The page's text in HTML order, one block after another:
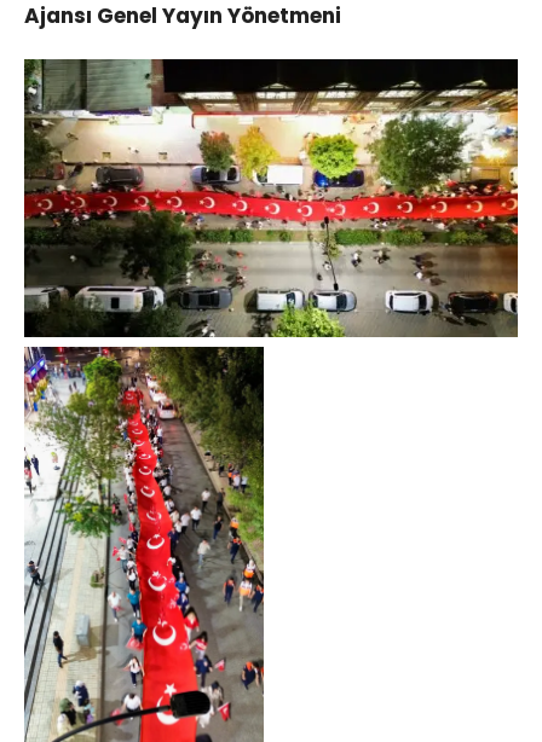
Ajansı Genel Yayın Yönetmeni